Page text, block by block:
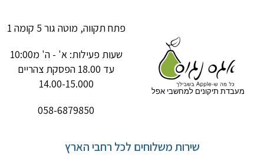
מעבדת תיקונים למחשבי אפל
פתח תקווה, מוטה גור 5 קומה 1
שעות פעילות: א' - ה' מ10:00
עד 18.00 הפסקת צהריים
14.00-15.000
058-6879850
שירות משלוחים לכל רחבי הארץ